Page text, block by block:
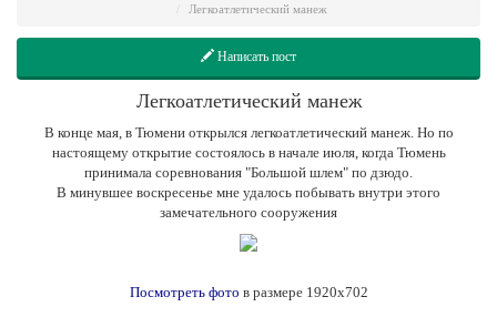
Легкоатлетический манеж
Написать пост
Легкоатлетический манеж
В конце мая, в Тюмени открылся легкоатлетический манеж. Но по
настоящему открытие состоялось в начале июля, когда Тюмень
принимала соревнования "Большой шлем" по дзюдо.
В минувшее воскресенье мне удалось побывать внутри этого
замечательного сооружения
Посмотреть фото в размере 1920х702